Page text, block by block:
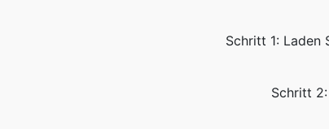
Schritt 1: Laden
Schritt